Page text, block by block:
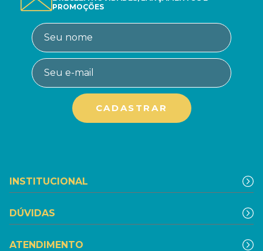
PROMOÇÕES
INSTITUCIONAL
DÚVIDAS
ATENDIMENTO